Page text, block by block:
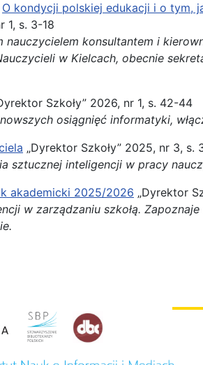
O kondycji polskiej edukacji i o tym,
1, s. 3-18
nauczycielem konsultantem i
w Kielcach, obecnie
Szkoły” 2026, nr 1, s. 42-44
osiągnięć informatyki,
„Dyrektor Szkoły” 2025, nr 3, s.
sztucznej inteligencji w pracy
akademicki 2025/2026 „Dyrektor
w zarządzaniu szkołą.